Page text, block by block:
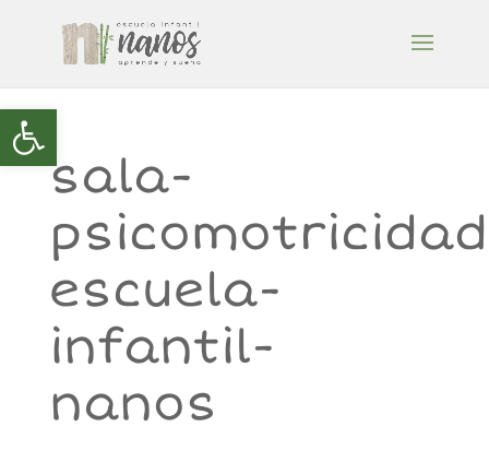
Abrir barra de herramientas
sala-
escuela-
infantil-
nanos